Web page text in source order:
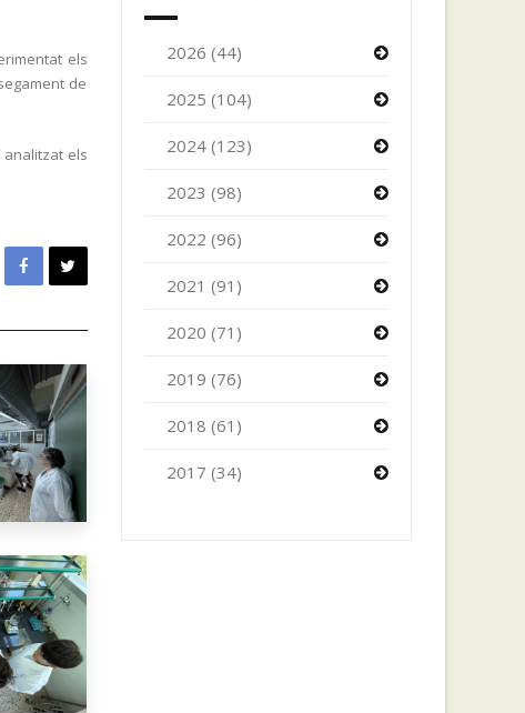
els
de
analitzat els
2026 (44)
2025 (104)
2024 (123)
2023 (98)
2022 (96)
2021 (91)
2020 (71)
2019 (76)
2018 (61)
2017 (34)